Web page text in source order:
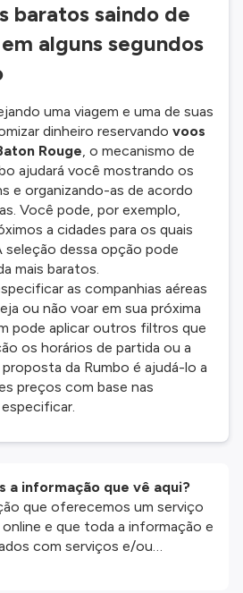
baratos saindo de
alguns segundos
uma viagem e uma de suas
dinheiro reservando voos
Rouge, o mecanismo de
ajudará você mostrando os
e organizando-as de acordo
Você pode, por exemplo,
a cidades para os quais
seleção dessa opção pode
mais baratos.
as companhias aéreas
ou não voar em sua próxima
pode aplicar outros filtros que
os horários de partida ou a
da Rumbo é ajudá-lo a
preços com base nas
a informação que vê aqui?
que oferecemos um serviço
e que toda a informação e
com serviços e/ou
no nosso website são